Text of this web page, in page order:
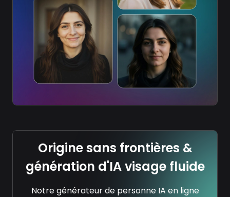
Origine sans frontières &
génération d'IA visage fluide
Notre générateur de personne IA en ligne